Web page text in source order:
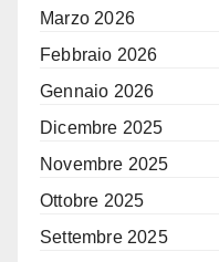
Marzo 2026
Febbraio 2026
Gennaio 2026
Dicembre 2025
Novembre 2025
Ottobre 2025
Settembre 2025